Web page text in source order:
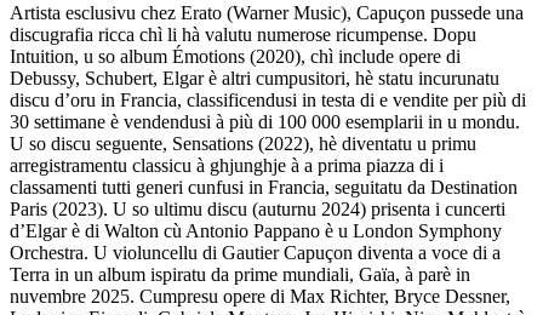
Artista esclusivu chez Erato (Warner Music), Capuçon pussede una
discugrafia ricca chì li hà valutu numerose ricumpense. Dopu
Intuition, u so album Émotions (2020), chì include opere di
Debussy, Schubert, Elgar è altri cumpusitori, hè statu incurunatu
discu d’oru in Francia, classificendusi in testa di e vendite per più di
30 settimane è vendendusi à più di 100 000 esemplarii in u mondu.
U so discu seguente, Sensations (2022), hè diventatu u primu
arregistramentu classicu à ghjunghje à a prima piazza di i
classamenti tutti generi cunfusi in Francia, seguitatu da Destination
Paris (2023). U so ultimu discu (auturnu 2024) prisenta i cuncerti
d’Elgar è di Walton cù Antonio Pappano è u London Symphony
Orchestra. U violuncellu di Gautier Capuçon diventa a voce di a
Terra in un album ispiratu da prime mundiali, Gaïa, à parè in
nuvembre 2025. Cumpresu opere di Max Richter, Bryce Dessner,